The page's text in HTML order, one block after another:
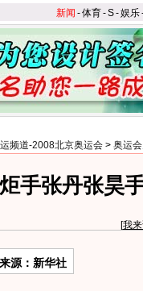
新闻 -体育-S-娱乐
频道-2008北京奥运会 > 奥运
手张丹张昊
[我
来源：新华社